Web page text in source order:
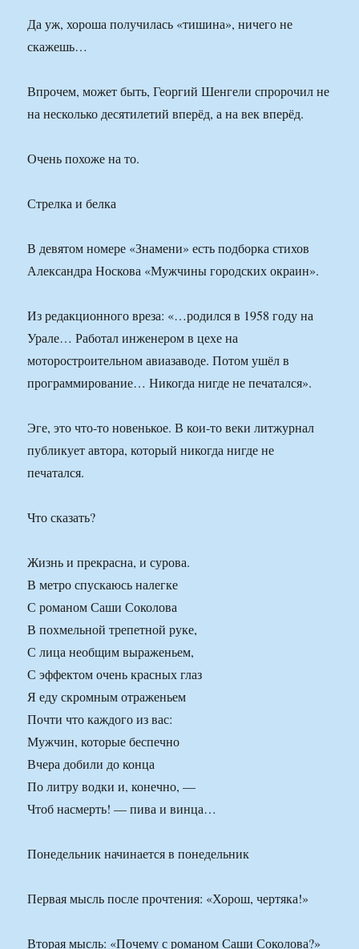
Да уж, хороша получилась «тишина», ничего не
скажешь…
Впрочем, может быть, Георгий Шенгели спророчил не
на несколько десятилетий вперёд, а на век вперёд.
Очень похоже на то.
Стрелка и белка
В девятом номере «Знамени» есть подборка стихов
Александра Носкова «Мужчины городских окраин».
Из редакционного вреза: «…родился в 1958 году на
Урале… Работал инженером в цехе на
моторостроительном авиазаводе. Потом ушёл в
программирование… Никогда нигде не печатался».
Эге, это что-то новенькое. В кои-то веки литжурнал
публикует автора, который никогда нигде не
печатался.
Что сказать?
Жизнь и прекрасна, и сурова.
В метро спускаюсь налегке
С романом Саши Соколова
В похмельной трепетной руке,
С лица необщим выраженьем,
С эффектом очень красных глаз
Я еду скромным отраженьем
Почти что каждого из вас:
Мужчин, которые беспечно
Вчера добили до конца
По литру водки и, конечно, —
Чтоб насмерть! — пива и винца…
Понедельник начинается в понедельник
Первая мысль после прочтения: «Хорош, чертяка!»
Вторая мысль: «Почему с романом Саши Соколова?»